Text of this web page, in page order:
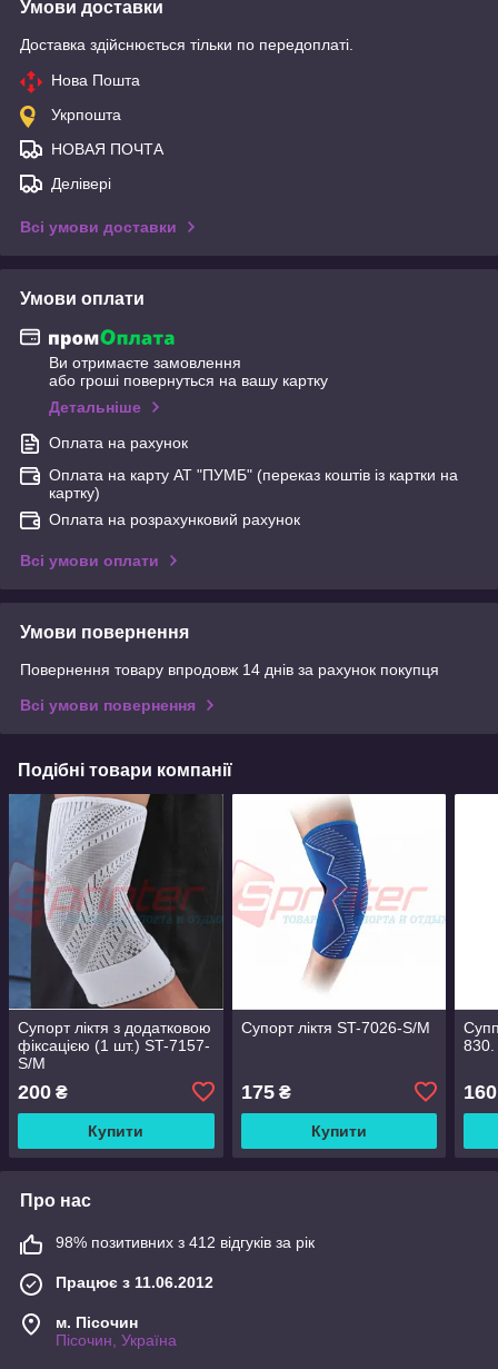
Умови доставки
Доставка здійснюється тільки по передоплаті.
Нова Пошта
Укрпошта
НОВАЯ ПОЧТА
Делівері
Всі умови доставки
Умови оплати
Ви отримаєте замовлення
або гроші повернуться на вашу картку
Детальніше
Оплата на рахунок
Оплата на карту АТ "ПУМБ" (переказ коштів із картки на
картку)
Оплата на розрахунковий рахунок
Всі умови оплати
Умови повернення
Повернення товару впродовж 14 днів за рахунок покупця
Всі умови повернення
Подібні товари компанії
Супорт ліктя з додатковою
фіксацією (1 шт.) ST-7157-
S/M
200 ₴
Купити
Супорт ліктя ST-7026-S/M
175₴
Купити
830.
160
Про нас
98% позитивних з 412 відгуків за рік
Працює з 11.06.2012
м. Пісочин
Пісочин, Україна